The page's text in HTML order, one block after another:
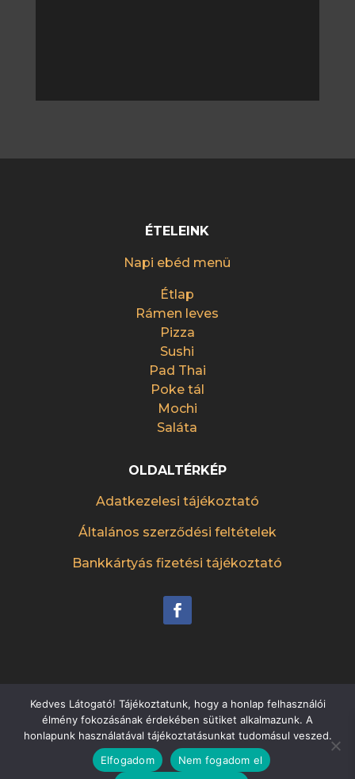
ÉTELEINK
Napi ebéd menü
Étlap
Rámen leves
Pizza
Sushi
Pad Thai
Poke tál
Mochi
Saláta
OLDALTÉRKÉP
Adatkezelesi tájékoztató
Általános szerződési feltételek
Bankkártyás fizetési tájékoztató
Készítette:etteremreklam.hu
Kedves Látogató! Tájékoztatunk, hogy a honlap felhasználói
élmény fokozásának érdekében sütiket alkalmazunk. A
honlapunk használatával tájékoztatásunkat tudomásul veszed.
Elfogadom
Nem fogadom el